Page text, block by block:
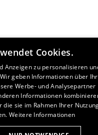
Cookies.
Anzeigen zu personalisieren
geben Informationen über
Werbe- und Analysepartner
Informationen
sie im Rahmen Ihrer
Weitere Informationen